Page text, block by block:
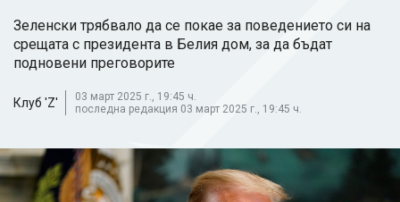
Зеленски трябвало да се покае за поведението си на
срещата с президента в Белия дом, за да бъдат
подновени преговорите
Клуб 'Z'
03 март 2025 г., 19:45 ч.
последна редакция 03 март 2025 г., 19:45 ч.